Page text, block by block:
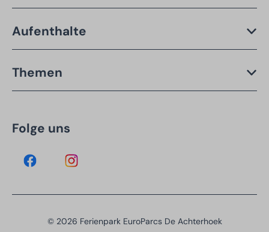
Aufenthalte
Themen
Folge uns
© 2026 Ferienpark EuroParcs De Achterhoek